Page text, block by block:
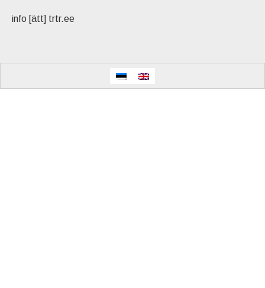
info [ätt] trtr.ee